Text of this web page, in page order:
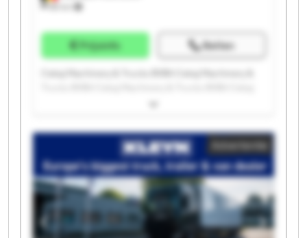
88 km
Prijsinfo Bellen
Machinery & Trucks BVBA Cekaj Machinery & Trucks
Machinery & Trucks BVBA Cekaj Machinery & Trucks
BVBA Cekaj Machinery & Trucks BVBA Cekaj
Machinery & Trucks BVBA Cekaj Machinery & Trucks
BVBA Cekaj Machinery & Trucks BVBA Cekaj
Machinery & Trucks BVBA Cekaj Machinery & Trucks
BVBA Cekaj Machinery & Trucks BVBA Cekaj
Machinery & Trucks BVBA Cekaj Machinery & Trucks
BVBA Cekaj Machinery & Trucks BVBA Cekaj
Advertentie